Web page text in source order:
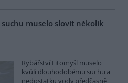
muselo slovit několik
Rybářství Litomyšl muselo
kvůli dlouhodobému suchu a
nedostatku vody předčasně